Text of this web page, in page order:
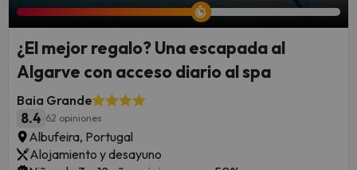
¿El mejor regalo? Una escapada al
Algarve con acceso diario al spa
Baia Grande
8.4 62 opiniones
Albufeira, Portugal
Alojamiento y desayuno